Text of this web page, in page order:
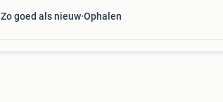
Zo goed als nieuw Ophalen